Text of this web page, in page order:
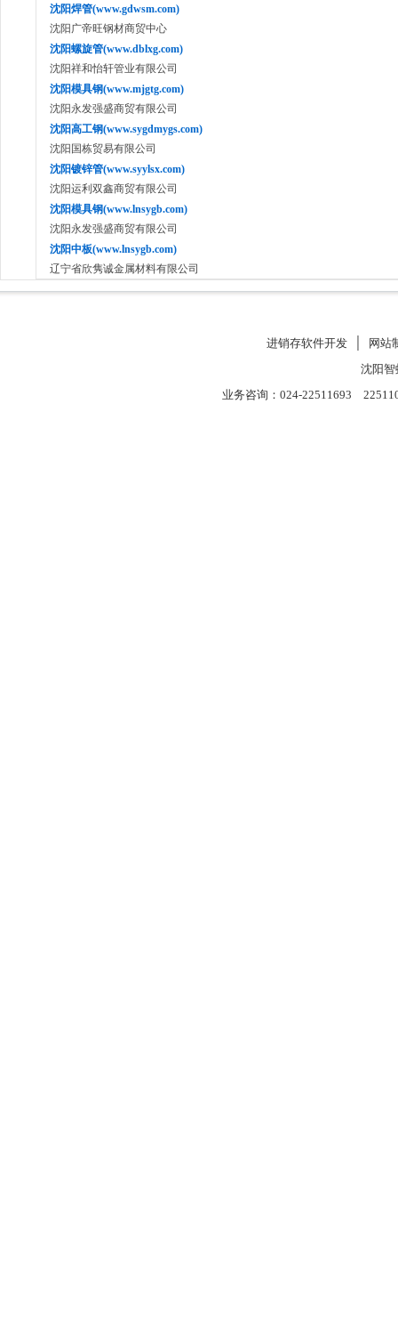
沈阳焊管(www.gdwsm.com)
沈阳广帝旺钢材商贸中心
沈阳螺旋管(www.dblxg.com)
沈阳祥和怡轩管业有限公司
沈阳模具钢(www.mjgtg.com)
沈阳永发强盛商贸有限公司
沈阳高工钢(www.sygdmygs.com)
沈阳国栋贸易有限公司
沈阳镀锌管(www.syylsx.com)
沈阳运利双鑫商贸有限公司
沈阳模具钢(www.lnsygb.com)
沈阳永发强盛商贸有限公司
沈阳中板(www.lnsygb.com)
辽宁省欣隽诚金属材料有限公司
进销存软件开发│
网站
沈阳
业务咨询：024-22511693